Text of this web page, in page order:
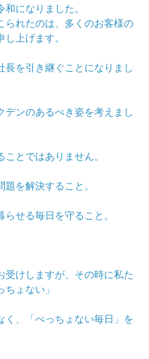
になりました。
られたのは、多くのお客様の
上げます。
長を引き継ぐことになりまし
デンのあるべき姿を考えまし
とではありません。
を解決すること。
せる毎日を守ること。
受けしますが、その時に私た
ょない」
く、「べっちょない毎日」を